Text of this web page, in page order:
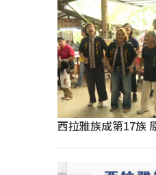
西拉雅族成第17族